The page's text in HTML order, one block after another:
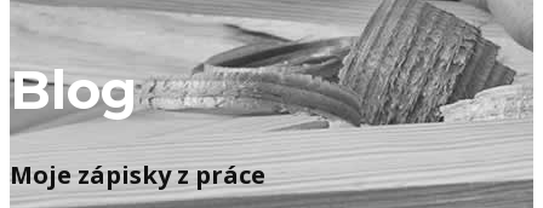
Blog
Moje zápisky z práce